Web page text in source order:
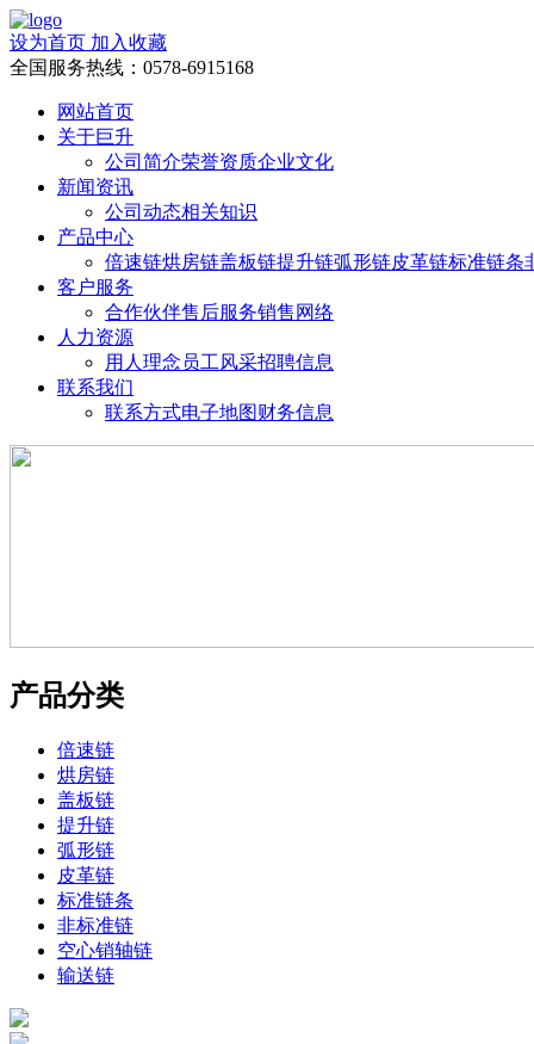
设为首页 加入收藏
全国服务热线： 0578-6915168
网站首页
关于巨升
公司简介荣誉资质企业文化
新闻资讯
公司动态相关知识
产品中心
倍速链烘房链盖板链提升链弧形链皮革链标准链条
客户服务
合作伙伴售后服务销售网络
人力资源
用人理念 员工风采招聘信息
联系我们
联系方式电子地图财务信息
产品分类
倍速链
烘房链
盖板链
提升链
弧形链
皮革链
标准链条
非标准链
空心销轴链
输送链